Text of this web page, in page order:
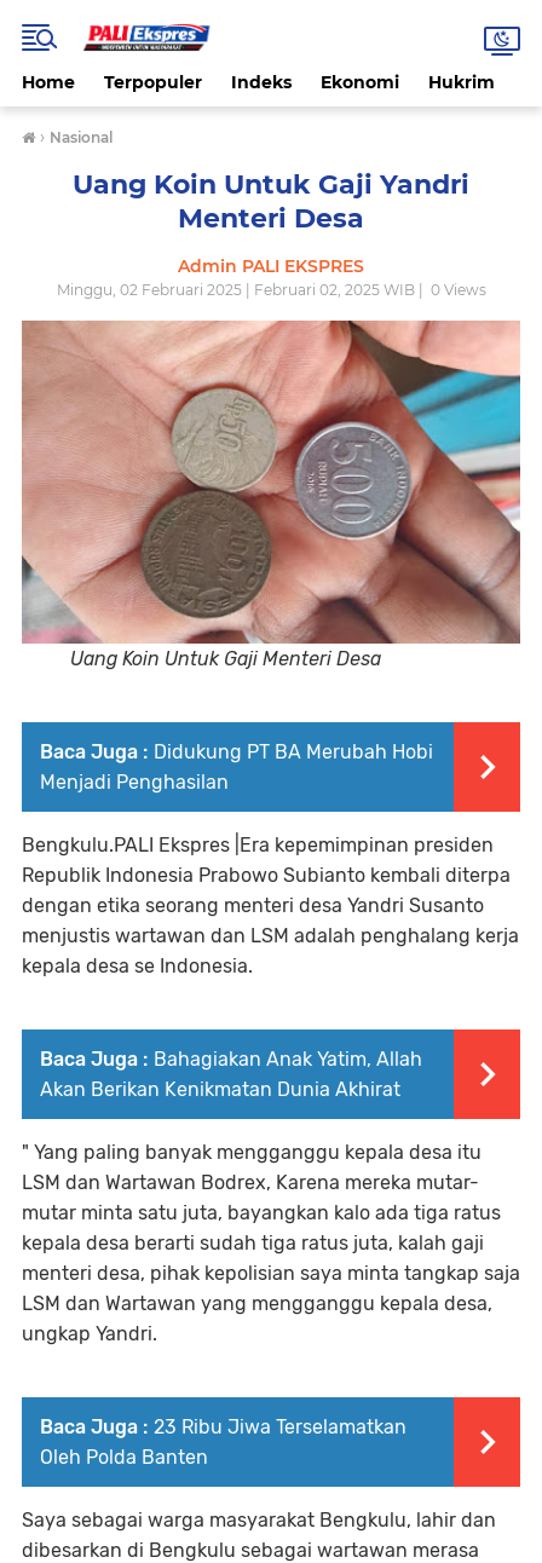
Home Terpopuler Indeks Ekonomi Hukrim
› Nasional
Uang Koin Untuk Gaji Yandri
Menteri Desa
Admin PALI EKSPRES
Minggu, 02 Februari 2025 | Februari 02, 2025 WIB | 0Views
Uang Koin Untuk Gaji Menteri Desa
Baca Juga : Didukung PT BA Merubah Hobi
Menjadi Penghasilan
Bengkulu.PALI Ekspres |Era kepemimpinan presiden
Republik Indonesia Prabowo Subianto kembali diterpa
dengan etika seorang menteri desa Yandri Susanto
menjustis wartawan dan LSM adalah penghalang kerja
kepala desa se Indonesia.
Baca Juga : Bahagiakan Anak Yatim, Allah
Akan Berikan Kenikmatan Dunia Akhirat
" Yang paling banyak mengganggu kepala desa itu
LSM dan Wartawan Bodrex, Karena mereka mutar-
mutar minta satu juta, bayangkan kalo ada tiga ratus
kepala desa berarti sudah tiga ratus juta, kalah gaji
menteri desa, pihak kepolisian saya minta tangkap saja
LSM dan Wartawan yang mengganggu kepala desa,
ungkap Yandri.
Baca Juga : 23 Ribu Jiwa Terselamatkan
Oleh Polda Banten
Saya sebagai warga masyarakat Bengkulu, lahir dan
dibesarkan di Bengkulu sebagai wartawan merasa